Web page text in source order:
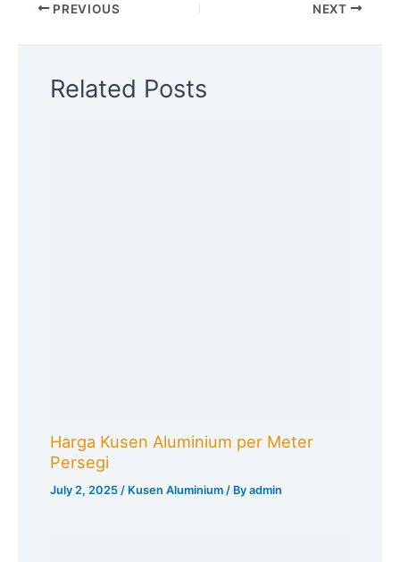
PREVIOUS NEXT
Related Posts
Harga Kusen Aluminium per Meter
Persegi
July 2, 2025/ Kusen Aluminium / Byadmin